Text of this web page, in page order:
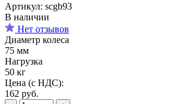
Артикул: scgb93
В наличии
Нет отзывов
Диаметр колеса
75 мм
Нагрузка
50 кг
Цена (с НДС):
162 руб.